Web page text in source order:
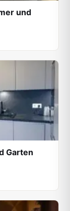
und
Garten